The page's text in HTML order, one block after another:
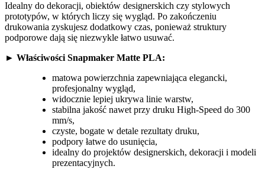
Idealny do dekoracji, obiektów designerskich czy stylowych
prototypów, w których liczy się wygląd. Po zakończeniu
drukowania zyskujesz dodatkowy czas, ponieważ struktury
podporowe dają się niezwykle łatwo usuwać.
► Właściwości Snapmaker Matte PLA:
matowa powierzchnia zapewniająca elegancki,
profesjonalny wygląd,
widocznie lepiej ukrywa linie warstw,
stabilna jakość nawet przy druku High-Speed do 300
mm/s,
czyste, bogate w detale rezultaty druku,
podpory łatwe do usunięcia,
idealny do projektów designerskich, dekoracji i modeli
prezentacyjnych.